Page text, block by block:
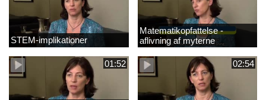
STEM-implikationer
Matematikopfattelse -
aflivning af myterne
01:52 02:54